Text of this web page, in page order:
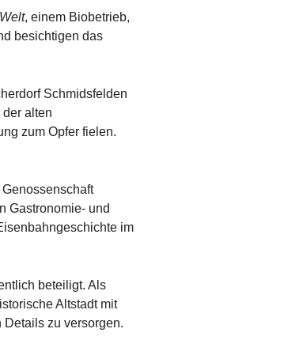
, einem Biobetrieb,
besichtigen das
Schmidsfelden
alten
zum Opfer fielen.
Gastronomie- und
im
beteiligt. Als
Altstadt mit
zu versorgen.